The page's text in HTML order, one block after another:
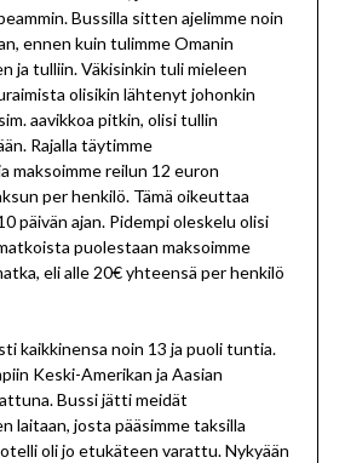
Bussilla sitten ajelimme noin
ennen kuin tulimme Omanin
ja tulliin. Väkisinkin tuli mieleen
olisikin lähtenyt johonkin
aavikkoa pitkin, olisi tullin
Rajalla täytimme
maksoimme reilun 12 euron
per henkilö. Tämä oikeuttaa
päivän ajan. Pidempi oleskelu olisi
puolestaan maksoimme
eli alle 20€ yhteensä per henkilö
kaikkinensa noin 13 ja puoli tuntia.
Keski-Amerikan ja Aasian
Bussi jätti meidät
laitaan, josta pääsimme taksilla
oli jo etukäteen varattu. Nykyään